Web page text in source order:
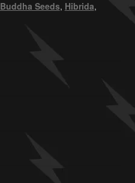
Buddha Seeds, Hibrida,